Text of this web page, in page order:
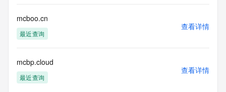
mcboo.cn
最近查询
查看详情
mcbp.cloud
最近查询
查看详情